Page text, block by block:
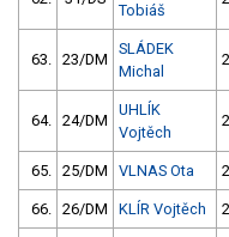
Tobiáš
63. 23/DM
SLÁDEK
Michal
64. 24/DM
UHLÍK
Vojtěch
65. 25/DM VLNAS Ota
66. 26/DM KLÍR Vojtěch